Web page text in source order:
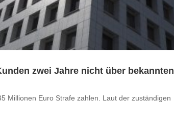
zwei Jahre nicht über bekannten
Millionen Euro Strafe zahlen. Laut der zuständigen